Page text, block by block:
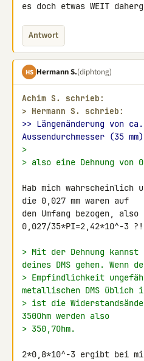
es doch etwas WEIT
Antwort
HS Hermann S.(diphtong)
Achim S. schrieb:
> Hermann S. schrieb:
>> Längenänderung von
Aussendurchmesser (35 mm)
>
> also eine Dehnung von
Hab mich wahrscheinlich
die 0,027 mm waren auf
den Umfang bezogen, also
0,027/35*PI=2,42*10^-3 ?!
> Mit der Dehnung
deines DMS gehen. Wenn
> Empfindlichkeit
metallischen DMS üblich
> ist die
350Ohm werden also
> 350,7Ohm.
2*0,8*10^-3 ergibt bei